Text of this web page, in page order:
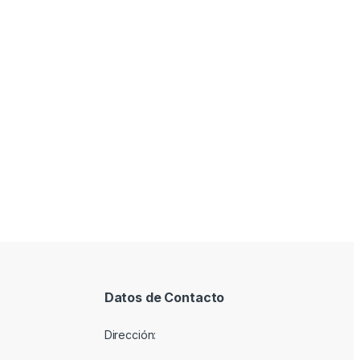
Datos de Contacto
Dirección: